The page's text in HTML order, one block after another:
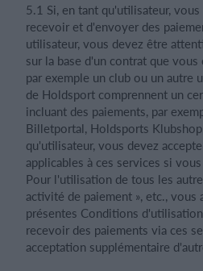
5.1 Si, en tant qu'utilisateur,
recevoir et d'envoyer des
utilisateur, vous devez être
sur la base d'un contrat que
par exemple un club ou un autre
de Holdsport comprennent un
incluant des paiements, par
Billetportal, Holdsports
qu'utilisateur, vous devez
applicables à ces services si
Pour l'utilisation de tous les
activité de paiement », etc., vous
présentes Conditions
recevoir des paiements via ces
acceptation supplémentaire